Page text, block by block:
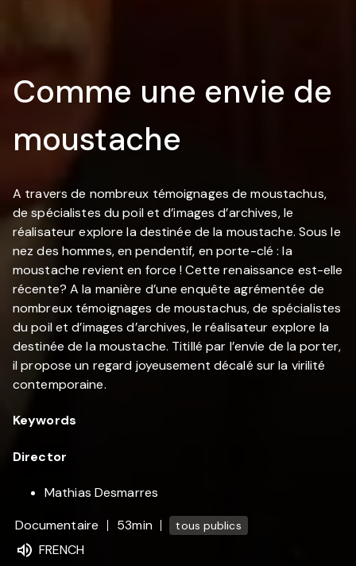
Comme une envie de
moustache
A travers de nombreux témoignages de moustachus,
de spécialistes du poil et d’images d’archives, le
réalisateur explore la destinée de la moustache. Sous le
nez des hommes, en pendentif, en porte-clé : la
moustache revient en force ! Cette renaissance est-elle
récente? A la manière d’une enquête agrémentée de
nombreux témoignages de moustachus, de spécialistes
du poil et d’images d’archives, le réalisateur explore la
destinée de la moustache. Titillé par l’envie de la porter,
il propose un regard joyeusement décalé sur la virilité
contemporaine.
Keywords
Director
Mathias Desmarres
Documentaire
53min tous publics
FRENCH